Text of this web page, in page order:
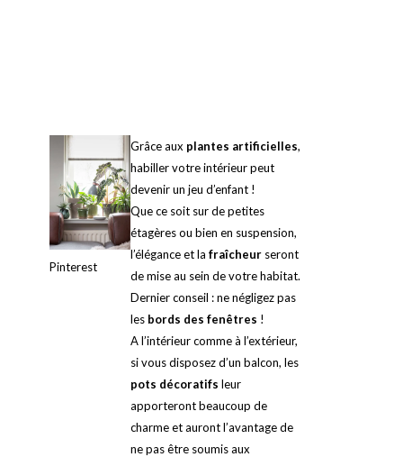
Pinterest
Grâce aux plantes artificielles,
habiller votre intérieur peut
devenir un jeu d’enfant !
Que ce soit sur de petites
étagères ou bien en suspension,
l’élégance et la fraîcheur seront
de mise au sein de votre habitat.
Dernier conseil : ne négligez pas
les bords des fenêtres !
A l’intérieur comme à l’extérieur,
si vous disposez d’un balcon, les
pots décoratifs leur
apporteront beaucoup de
charme et auront l’avantage de
ne pas être soumis aux